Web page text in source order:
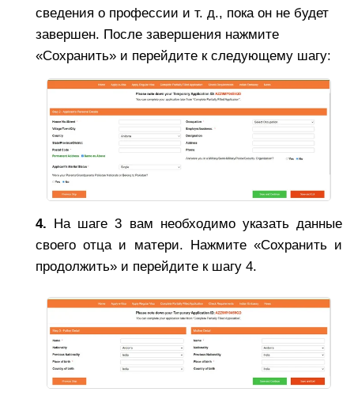
сведения о профессии и т. д., пока он не будет
завершен. После завершения нажмите
«Сохранить» и перейдите к следующему шагу:
4. На шаге 3 вам необходимо указать данные
своего отца и матери. Нажмите «Сохранить и
продолжить» и перейдите к шагу 4.